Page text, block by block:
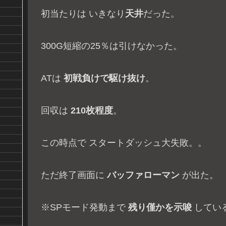
初当たりは いきなり 天井だった。
300G短縮の25％は引けなかった。
ATは 初戦負けで駆け抜け。
回収は 210枚程度。
この時点で スタートダッシュ大失敗。。
ただ終了画面にバッファローマン が出た。
※SPモード発動まで 残り僅かを示唆 してい